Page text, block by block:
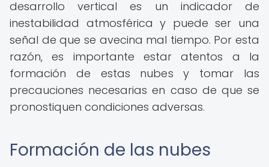
desarrollo vertical es un indicador de
inestabilidad atmosférica y puede ser una
señal de que se avecina mal tiempo. Por esta
razón, es importante estar atentos a la
formación de estas nubes y tomar las
precauciones necesarias en caso de que se
pronostiquen condiciones adversas.
Formación de las nubes